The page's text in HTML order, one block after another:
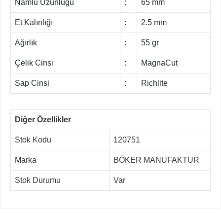
Namlu Uzunluğu : 65 mm
Et Kalınlığı : 2.5 mm
Ağırlık : 55 gr
Çelik Cinsi : MagnaCut
Sap Cinsi : Richlite
Diğer Özellikler
Stok Kodu 120751
Marka BÖKER MANUFAKTUR
Stok Durumu Var